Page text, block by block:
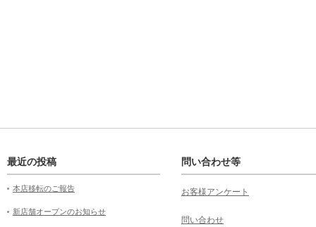
最近の投稿
本店移転のご報告
新店舗オープンのお知らせ
問い合わせ等
お客様アンケート
問い合わせ